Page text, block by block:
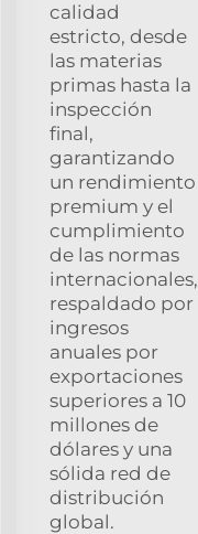
calidad
estricto, desde
las materias
primas hasta la
inspección
final,
garantizando
un rendimiento
premium y el
cumplimiento
de las normas
internacionales,
respaldado por
ingresos
anuales por
exportaciones
superiores a 10
millones de
dólares y una
sólida red de
distribución
global.